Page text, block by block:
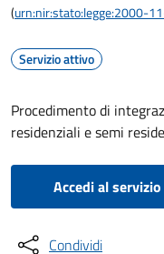
(urn:nir:stato:legge:2000-
Servizio attivo
Procedimento di
residenziali e semi
Accedi al servizio
Condividi